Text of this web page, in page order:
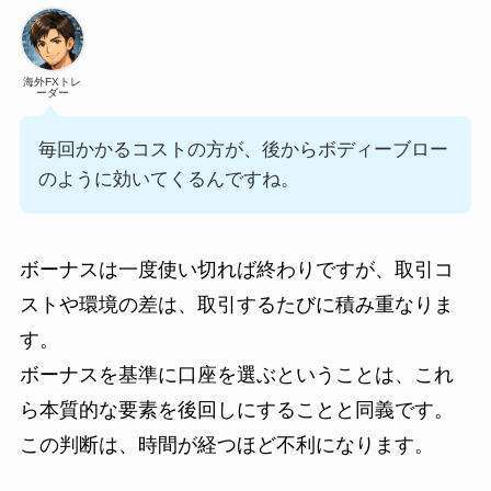
海外FXトレ
ーダー
毎回かかるコストの方が、後からボディーブロー
のように効いてくるんですね。
ボーナスは一度使い切れば終わりですが、取引コ
ストや環境の差は、取引するたびに積み重なりま
す。
ボーナスを基準に口座を選ぶということは、これ
ら本質的な要素を後回しにすることと同義です。
この判断は、時間が経つほど不利になります。